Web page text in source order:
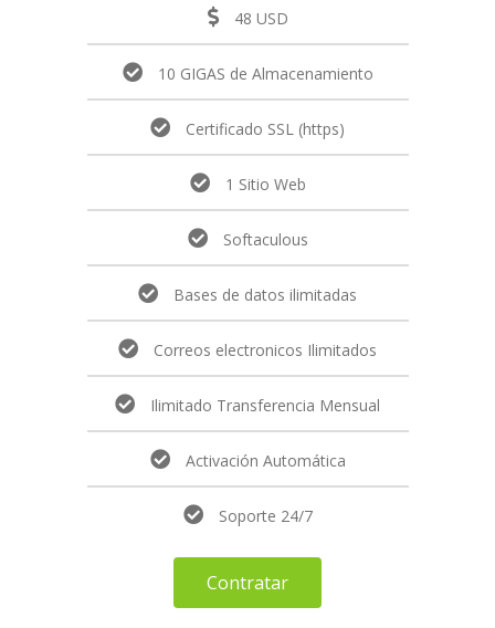
48 USD
10 GIGAS de Almacenamiento
Certificado SSL (https)
1 Sitio Web
Softaculous
Bases de datos ilimitadas
Correos electronicos Ilimitados
Ilimitado Transferencia Mensual
Activación Automática
Soporte 24/7
Contratar